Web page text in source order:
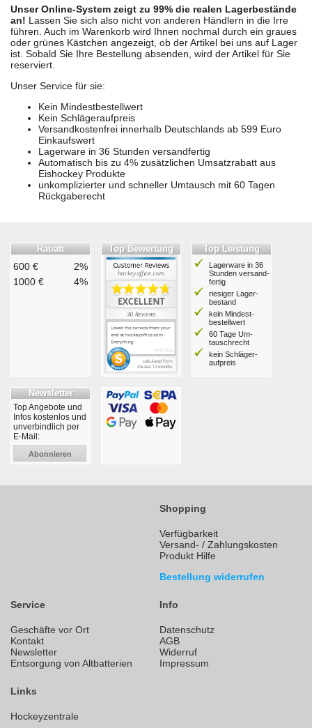
Unser Online-System zeigt zu 99% die realen Lagerbestände
an! Lassen Sie sich also nicht von anderen Händlern in die Irre
führen. Auch im Warenkorb wird Ihnen nochmal durch ein graues
oder grünes Kästchen angezeigt, ob der Artikel bei uns auf Lager
ist. Sobald Sie Ihre Bestellung absenden, wird der Artikel für Sie
reserviert.
Unser Service für sie:
Kein Mindestbestellwert
Kein Schlägeraufpreis
Versandkostenfrei innerhalb Deutschlands ab 599 Euro
Einkaufswert
Lagerware in 36 Stunden versandfertig
Automatisch bis zu 4% zusätzlichen Umsatzrabatt aus
Eishockey Produkte
unkomplizierter und schneller Umtausch mit 60 Tagen
Rückgaberecht
Rabatt
600 €
2%
1000 €
4%
Top Bewertung Top Leistung
Lagerware in 36
Stunden ver­sand­
fertig
riesiger Lager­
bestand
kein Mindest­
bestell­wert
60 Tage Um­
tausch­recht
kein Schläger­
aufpreis
Newsletter
Top Angebote und
Infos kostenlos und
unverbindlich per
E-Mail:
Abonnieren
Shopping
Verfügbarkeit
Versand- / Zahlungskosten
Produkt Hilfe
Bestellung widerrufen
Service
Geschäfte vor Ort
Kontakt
Newsletter
Entsorgung von Altbatterien
Info
Datenschutz
AGB
Widerruf
Impressum
Links
Hockeyzentrale